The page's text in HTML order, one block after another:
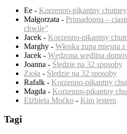
Ee - Korzenno-pikantny
Małgorzata - Primadonna –
chwilę”
Jacek - Korzenno-pikantny
Marghy - Włoska zupa mięsna
Jacek - Wędzona wędlina
Joanna - Śledzie na 32 sposoby
Zioła - Śledzie na 32 sposoby
Rafalk - Korzenno-pikantny
Magda - Korzenno-pikantny
Elżbieta Moćko - Kim jestem
Tagi